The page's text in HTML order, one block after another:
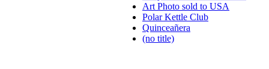
Art Photo sold to USA
Polar Kettle Club
Quinceañera
(no title)